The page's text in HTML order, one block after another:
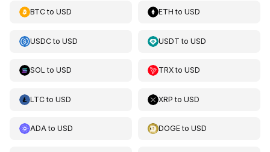
BTCto USD ETH toUSD
USDCto USD USDT toUSD
SOL to USD TRXtoUSD
LTCto USD XRP toUSD
ADAto USD DOGEtoUSD